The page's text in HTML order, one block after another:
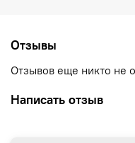
Отзывы
Отзывов еще никто не
Написать отзыв